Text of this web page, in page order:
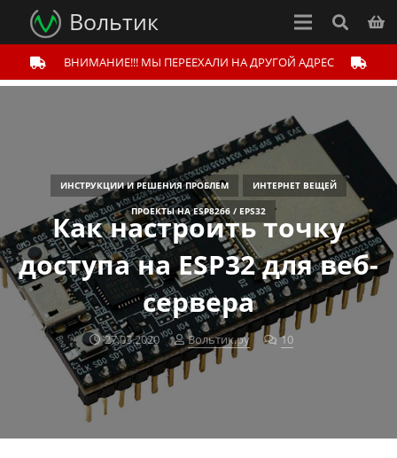
Вольтик
ВНИМАНИЕ!!! МЫ ПЕРЕЕХАЛИ НА ДРУГОЙ АДРЕС
Как настроить точку
доступа на ESP32 для веб-
сервера
27.03.2020 Вольтик.ру
ИНСТРУКЦИИ И РЕШЕНИЯ ПРОБЛЕМ ИНТЕРНЕТ ВЕЩЕЙ
ПРОЕКТЫ НА ESP8266 / EPS32
10комментариев